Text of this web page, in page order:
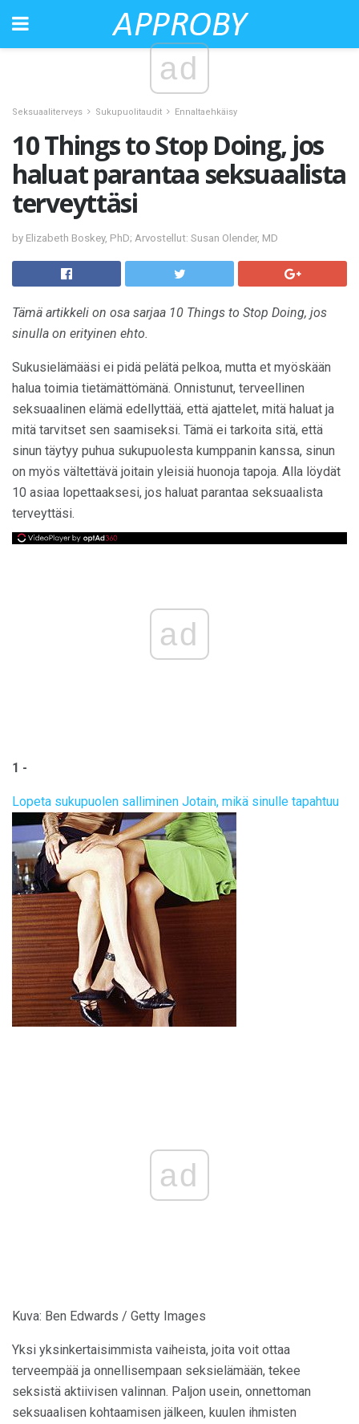
ad
Seksuaaliterveys Sukupuolitaudit Ennaltaehkäisy
10 Things to Stop Doing, jos
haluat parantaa seksuaalista
terveyttäsi
by Elizabeth Boskey, PhD; Arvostellut: Susan Olender, MD
Tämä artikkeli on osa sarjaa 10 Things to Stop Doing, jos
sinulla on erityinen ehto.
Sukusielämääsi ei pidä pelätä pelkoa, mutta et myöskään
halua toimia tietämättömänä. Onnistunut, terveellinen
seksuaalinen elämä edellyttää, että ajattelet, mitä haluat ja
mitä tarvitset sen saamiseksi. Tämä ei tarkoita sitä, että
sinun täytyy puhua sukupuolesta kumppanin kanssa, sinun
on myös vältettävä joitain yleisiä huonoja tapoja. Alla löydät
10 asiaa lopettaaksesi, jos haluat parantaa seksuaalista
terveyttäsi.
ad
1 -
Lopeta sukupuolen salliminen Jotain, mikä sinulle tapahtuu
ad
Kuva: Ben Edwards / Getty Images
Yksi yksinkertaisimmista vaiheista, joita voit ottaa
terveempää ja onnellisempaan seksielämään, tekee
seksistä aktiivisen valinnan. Paljon usein, onnettoman
seksuaalisen kohtaamisen jälkeen, kuulen ihmisten